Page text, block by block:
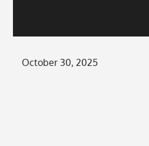
Posted
October 30, 2025